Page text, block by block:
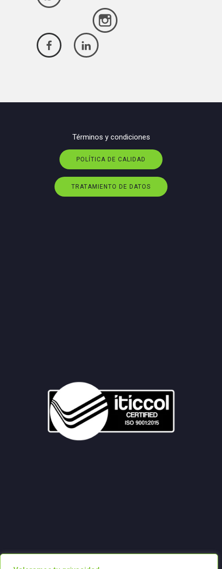
Términos y condiciones
POLÍTICA DE CALIDAD
TRATAMIENTO DE DATOS